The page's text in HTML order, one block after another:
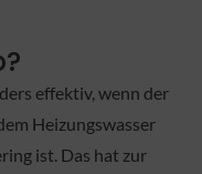
effektiv, wenn der
Heizungswasser
ist. Das hat zur